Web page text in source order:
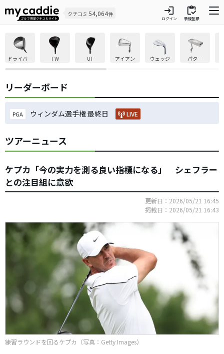
クチコミ 54,064件 login
ログイン
inventory
新規登録
ドライバー FW UT アイアン ウェッジ パター
リーダーボード
PGA ウィンダム選手権 最終日 LIVE
ツアーニュース
ケプカ「今の実力を測る良い指標になる」 シェフラー
との注目組に意欲
更新日：2026/05/21 16:45
掲載日：2026/05/21 16:43
練習ラウンドを回るケプカ（写真：Getty Images）